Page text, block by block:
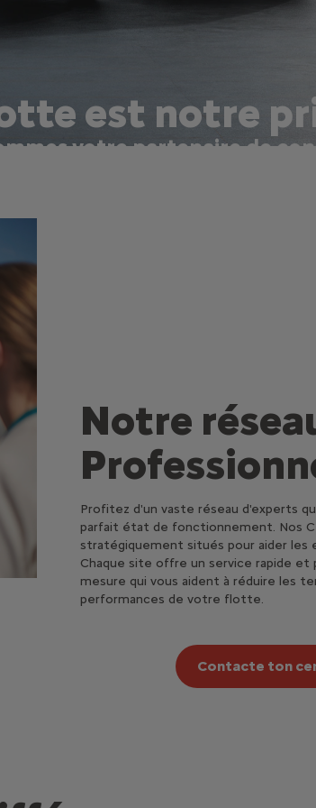
est notre
votre partenaire de
Notre
Profitez d'un vaste réseau d'experts
parfait état de fonctionnement. Nos
stratégiquement situés pour aider les
Chaque site offre un service rapide et
mesure qui vous aident à réduire les
performances de votre flotte.
Contacte ton